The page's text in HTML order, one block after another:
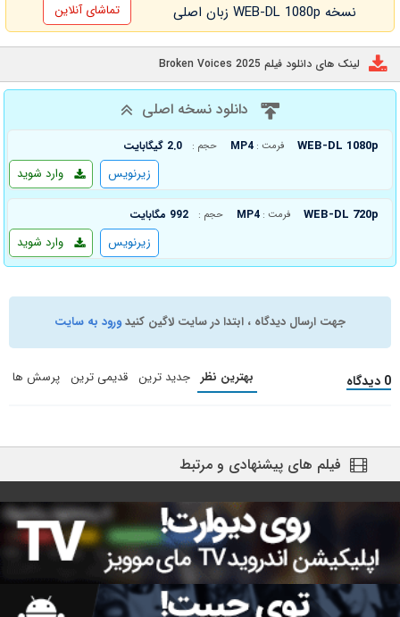
نسخه WEB-DL 1080p زبان اصلی تماشای آنلاین
لینک های دانلود فیلم Broken Voices 2025
دانلود نسخه اصلی
WEB-DL 1080p فرمت : MP4 حجم : 2.0 گیگابایت
وارد شوید زیرنویس
WEB-DL 720p فرمت : MP4 حجم : 992 مگابایت
وارد شوید زیرنویس
جهت ارسال دیدگاه ، ابتدا در سایت لاگین کنیدورود به سایت
0 دیدگاه بهترین نظر جدید ترین قدیمی ترین پرسش ها
فیلم های پیشنهادی و مرتبط